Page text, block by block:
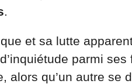
et sa lutte
parmi ses
alors qu’un autre se